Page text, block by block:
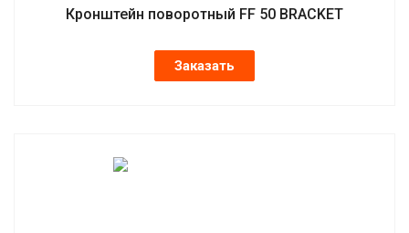
Кронштейн поворотный FF 50 BRACKET
Заказать